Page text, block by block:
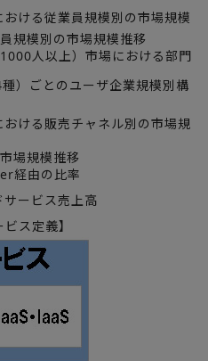
ける従業員規模別の市場規模
規模別の市場規模推移
人以上）市場における部門
）ごとのユーザ企業規模別構
ける販売チャネル別の市場規
場規模推移
経由の比率
ービス売上高
ス定義】